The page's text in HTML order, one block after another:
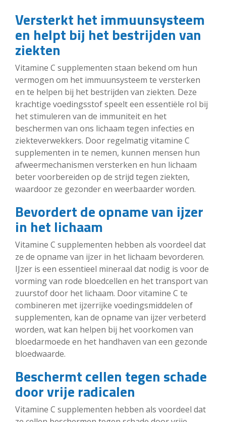
Versterkt het immuunsysteem
en helpt bij het bestrijden van
ziekten
Vitamine C supplementen staan bekend om hun
vermogen om het immuunsysteem te versterken
en te helpen bij het bestrijden van ziekten. Deze
krachtige voedingsstof speelt een essentiële rol bij
het stimuleren van de immuniteit en het
beschermen van ons lichaam tegen infecties en
ziekteverwekkers. Door regelmatig vitamine C
supplementen in te nemen, kunnen mensen hun
afweermechanismen versterken en hun lichaam
beter voorbereiden op de strijd tegen ziekten,
waardoor ze gezonder en weerbaarder worden.
Bevordert de opname van ijzer
in het lichaam
Vitamine C supplementen hebben als voordeel dat
ze de opname van ijzer in het lichaam bevorderen.
IJzer is een essentieel mineraal dat nodig is voor de
vorming van rode bloedcellen en het transport van
zuurstof door het lichaam. Door vitamine C te
combineren met ijzerrijke voedingsmiddelen of
supplementen, kan de opname van ijzer verbeterd
worden, wat kan helpen bij het voorkomen van
bloedarmoede en het handhaven van een gezonde
bloedwaarde.
Beschermt cellen tegen schade
door vrije radicalen
Vitamine C supplementen hebben als voordeel dat